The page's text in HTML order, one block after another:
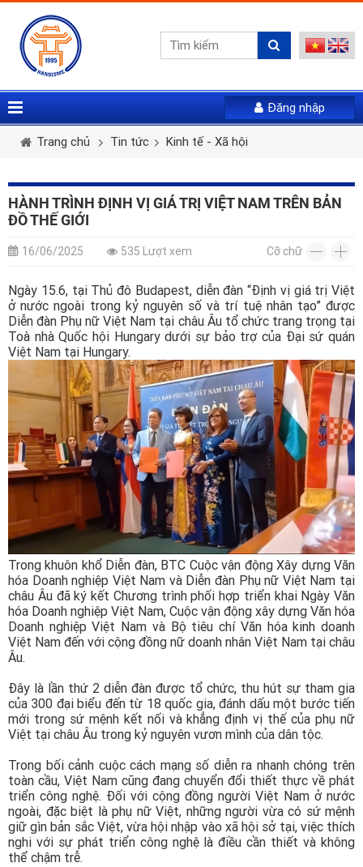
Tên tài khoản *
Mật khẩu *
ĐĂNG NHẬP
Quên mật khẩu
Vui lòng gửi mail. Chúng tôi sẽ gửi link khởi tạo mật
khẩu mới qua email của bạn
Họ và tên * Giới tính *
Email * Điện thoại *
Tài khoản *
Mật khẩu * Nhập lại mật khẩu *
Công ty *
Chức vụ *
Lĩnh vực hoạt động *
Lời giới thiệu ngắn
ĐĂNG KÝ HỘI VIÊN
Tải hồ sơ đăng ký Hội viên tại đây
Đăng nhập
Trang chủ Tin tức Kinh tế - Xã hội
HÀNH TRÌNH ĐỊNH VỊ GIÁ TRỊ VIỆT NAM TRÊN BẢN
ĐỒ THẾ GIỚI
16/06/2025 535 Lượt xem Cỡ chữ
Ngày 15.6, tại Thủ đô Budapest, diễn đàn “Định vị giá trị Việt
ở nước ngoài trong kỷ nguyên số và trí tuệ nhân tạo” được
Diễn đàn Phụ nữ Việt Nam tại châu Âu tổ chức trang trọng tại
Toà nhà Quốc hội Hungary dưới sự bảo trợ của Đại sứ quán
Việt Nam tại Hungary.
Trong khuôn khổ Diễn đàn, BTC Cuộc vận động Xây dựng Văn
hóa Doanh nghiệp Việt Nam và Diễn đàn Phụ nữ Việt Nam tại
châu Âu đã ký kết Chương trình phối hợp triển khai Ngày Văn
hóa Doanh nghiệp Việt Nam, Cuộc vận động xây dựng Văn hóa
Doanh nghiệp Việt Nam và Bộ tiêu chí Văn hóa kinh doanh
Việt Nam đến với cộng đồng nữ doanh nhân Việt Nam tại châu
Âu.
Đây là lần thứ 2 diễn đàn được tổ chức, thu hút sự tham gia
của 300 đại biểu đến từ 18 quốc gia, đánh dấu một bước tiến
mới trong sứ mệnh kết nối và khẳng định vị thế của phụ nữ
Việt tại châu Âu trong kỷ nguyên vươn mình của dân tộc.
Trong bối cảnh cuộc cách mạng số diễn ra nhanh chóng trên
toàn cầu, Việt Nam cũng đang chuyển đổi thiết thực về phát
triển công nghệ. Đối với cộng đồng người Việt Nam ở nước
ngoài, đặc biệt là phụ nữ Việt, những người vừa có sứ mệnh
giữ gìn bản sắc Việt, vừa hội nhập vào xã hội sở tại, việc thích
nghi với sự phát triển công nghệ là điều cần thiết và không
thể chậm trễ.